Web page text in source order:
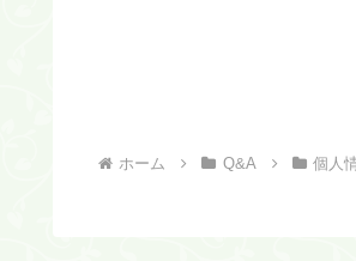
ホーム Q&A 個人